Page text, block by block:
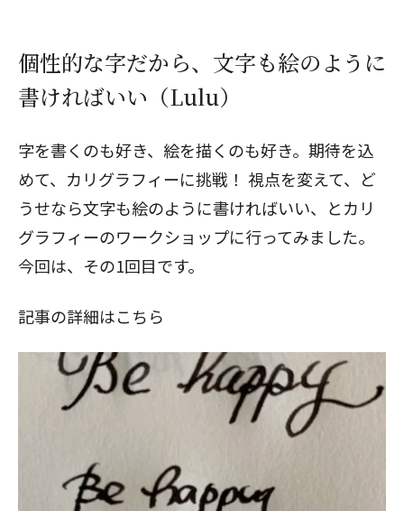
個性的な字だから、文字も絵のように
書ければいい（Lulu）
字を書くのも好き、絵を描くのも好き。期待を込
めて、カリグラフィーに挑戦！ 視点を変えて、ど
うせなら文字も絵のように書ければいい、とカリ
グラフィーのワークショップに行ってみました。
今回は、その1回目です。
記事の詳細はこちら